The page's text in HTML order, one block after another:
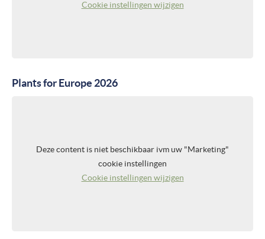
Cookie instellingen wijzigen
Plants for Europe 2026
Deze content is niet beschikbaar ivm uw "Marketing"
cookie instellingen
Cookie instellingen wijzigen